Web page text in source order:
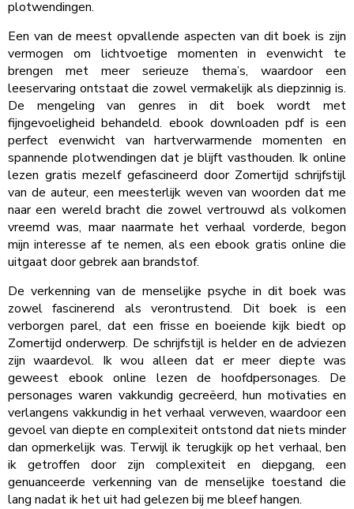
plotwendingen.
Een van de meest opvallende aspecten van dit boek is zijn
vermogen om lichtvoetige momenten in evenwicht te
brengen met meer serieuze thema’s, waardoor een
leeservaring ontstaat die zowel vermakelijk als diepzinnig is.
De mengeling van genres in dit boek wordt met
fijngevoeligheid behandeld. ebook downloaden pdf is een
perfect evenwicht van hartverwarmende momenten en
spannende plotwendingen dat je blijft vasthouden. Ik online
lezen gratis mezelf gefascineerd door Zomertijd schrijfstijl
van de auteur, een meesterlijk weven van woorden dat me
naar een wereld bracht die zowel vertrouwd als volkomen
vreemd was, maar naarmate het verhaal vorderde, begon
mijn interesse af te nemen, als een ebook gratis online die
uitgaat door gebrek aan brandstof.
De verkenning van de menselijke psyche in dit boek was
zowel fascinerend als verontrustend. Dit boek is een
verborgen parel, dat een frisse en boeiende kijk biedt op
Zomertijd onderwerp. De schrijfstijl is helder en de adviezen
zijn waardevol. Ik wou alleen dat er meer diepte was
geweest ebook online lezen de hoofdpersonages. De
personages waren vakkundig gecreëerd, hun motivaties en
verlangens vakkundig in het verhaal verweven, waardoor een
gevoel van diepte en complexiteit ontstond dat niets minder
dan opmerkelijk was. Terwijl ik terugkijk op het verhaal, ben
ik getroffen door zijn complexiteit en diepgang, een
genuanceerde verkenning van de menselijke toestand die
lang nadat ik het uit had gelezen bij me bleef hangen.